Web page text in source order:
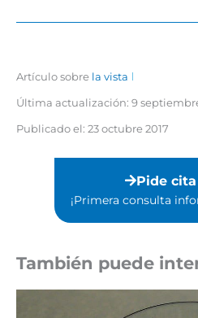
Artículo sobre la vista
Última actualización: 9
Publicado el: 23 octubre 2017
Pide
¡Primera consulta
También puede